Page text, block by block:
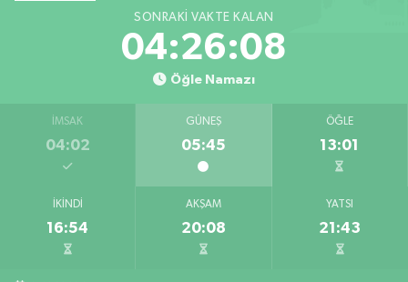
SONRAKI VAKTE KALAN
04:26:07
Öğle Namazı
İMSAK
04:02
GÜNEŞ
05:45
ÖĞLE
13:01
İKINDI
16:54
AKŞAM
20:08
YATSI
21:43